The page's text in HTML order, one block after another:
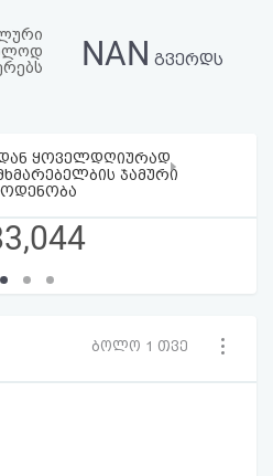
NAN გვერდს
ყოველდღიურად
ჯამური
›
ბოლო 1 თვე